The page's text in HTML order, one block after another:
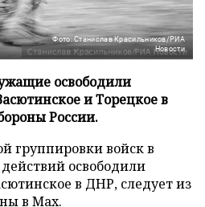
Фото: Станислав Красильников/РИА
Новости
освободили
и Торецкое в
России.
группировки войск в
освободили
в ДНР, следует из
в Мах.